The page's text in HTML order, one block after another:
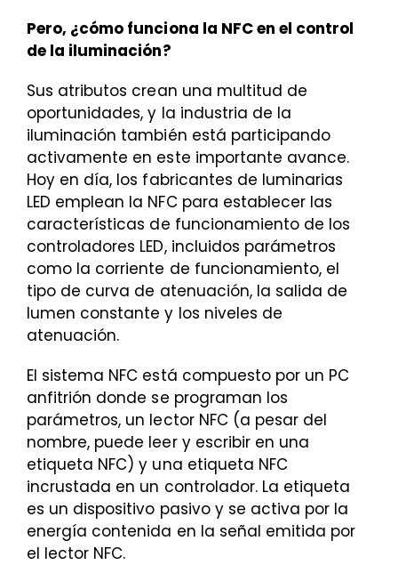
Pero, ¿cómo funciona la NFC en el control
de la iluminación?
Sus atributos crean una multitud de
oportunidades, y la industria de la
iluminación también está participando
activamente en este importante avance.
Hoy en día, los fabricantes de luminarias
LED emplean la NFC para establecer las
características de funcionamiento de los
controladores LED, incluidos parámetros
como la corriente de funcionamiento, el
tipo de curva de atenuación, la salida de
lumen constante y los niveles de
atenuación.
El sistema NFC está compuesto por un PC
anfitrión donde se programan los
parámetros, un lector NFC (a pesar del
nombre, puede leer y escribir en una
etiqueta NFC) y una etiqueta NFC
incrustada en un controlador. La etiqueta
es un dispositivo pasivo y se activa por la
energía contenida en la señal emitida por
el lector NFC.